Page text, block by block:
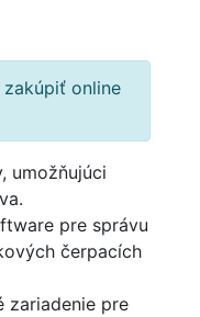
online
umožňujúci
pre správu
čerpacích
zariadenie pre